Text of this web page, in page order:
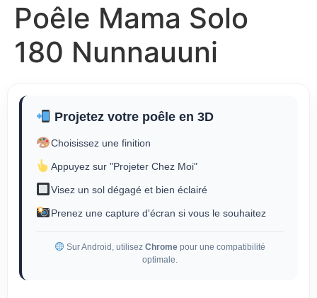
Poêle Mama Solo
180 Nunnauuni
Projetez votre poêle en 3D
Choisissez une finition
Appuyez sur "Projeter Chez Moi"
Visez un sol dégagé et bien éclairé
Prenez une capture d'écran si vous le souhaitez
Sur Android, utilisez Chromepour une compatibilité
optimale.